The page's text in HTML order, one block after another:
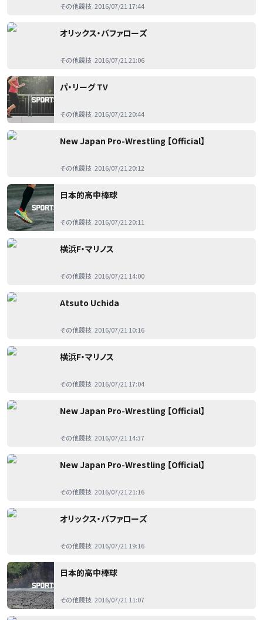
その他競技 2016/07/21 17:44
オリックス・バファローズ
その他競技 2016/07/21 21:06
パ・リーグ TV
その他競技 2016/07/21 20:44
New Japan Pro-Wrestling 【Official】
その他競技 2016/07/21 20:12
日本的高中棒球
その他競技 2016/07/21 20:11
横浜F・マリノス
その他競技 2016/07/21 14:00
Atsuto Uchida
その他競技 2016/07/21 10:16
横浜F・マリノス
その他競技 2016/07/21 17:04
New Japan Pro-Wrestling 【Official】
その他競技 2016/07/21 14:37
New Japan Pro-Wrestling 【Official】
その他競技 2016/07/21 21:16
オリックス・バファローズ
その他競技 2016/07/21 19:16
日本的高中棒球
その他競技 2016/07/21 11:07